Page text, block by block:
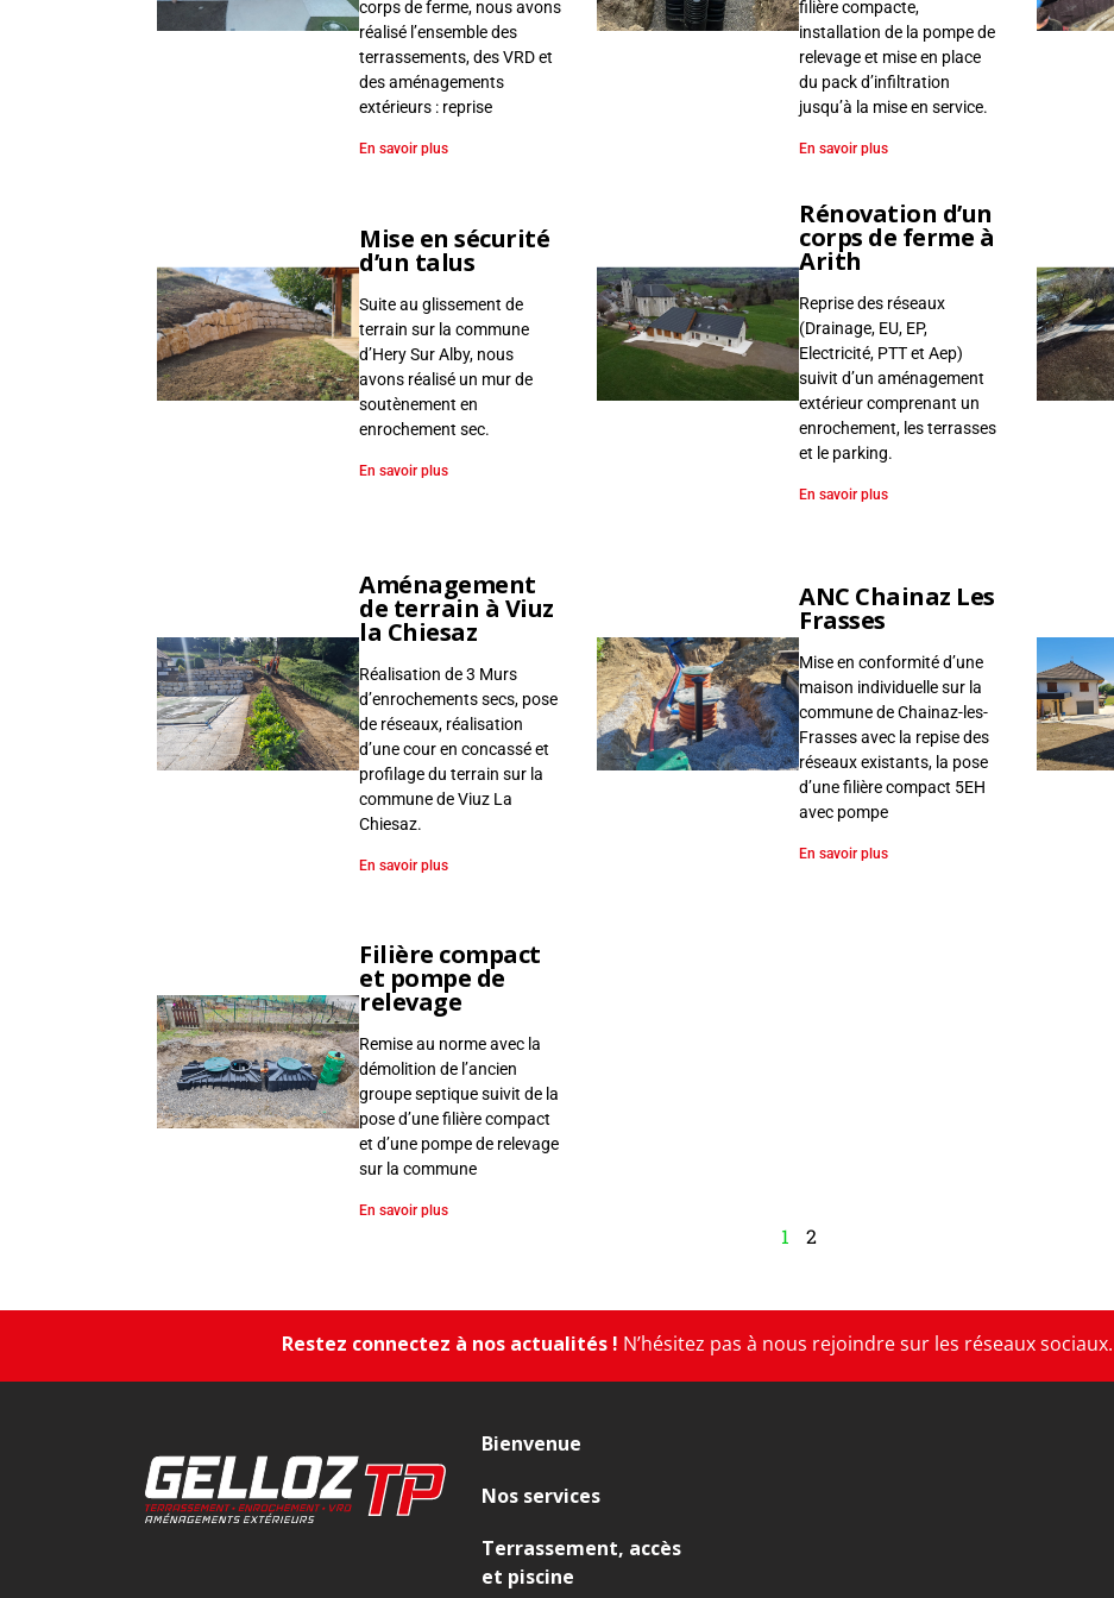
corps de ferme, nous avons
réalisé l’ensemble des
terrassements, des VRD et
des aménagements
extérieurs : reprise
En savoir plus
filière compacte,
installation de la pompe de
relevage et mise en place
du pack d’infiltration
jusqu’à la mise en service.
En savoir plus
Mise en sécurité
d’un talus
Suite au glissement de
terrain sur la commune
d’Hery Sur Alby, nous
avons réalisé un mur de
soutènement en
enrochement sec.
En savoir plus
Rénovation d’un
corps de ferme à
Arith
Reprise des réseaux
(Drainage, EU, EP,
Electricité, PTT et Aep)
suivit d’un aménagement
extérieur comprenant un
enrochement, les terrasses
et le parking.
En savoir plus
Aménagement
de terrain à Viuz
la Chiesaz
Réalisation de 3 Murs
d’enrochements secs, pose
de réseaux, réalisation
d’une cour en concassé et
profilage du terrain sur la
commune de Viuz La
Chiesaz.
En savoir plus
ANC Chainaz Les
Frasses
Mise en conformité d’une
maison individuelle sur la
commune de Chainaz-les-
Frasses avec la repise des
réseaux existants, la pose
d’une filière compact 5EH
avec pompe
En savoir plus
Filière compact
et pompe de
relevage
Remise au norme avec la
démolition de l’ancien
groupe septique suivit de la
pose d’une filière compact
et d’une pompe de relevage
sur la commune
En savoir plus
1 2
Restez connectez à nos actualités ! N’hésitez pas à nous rejoindre sur les réseaux sociaux.
Bienvenue
Nos services
Terrassement, accès
et piscine